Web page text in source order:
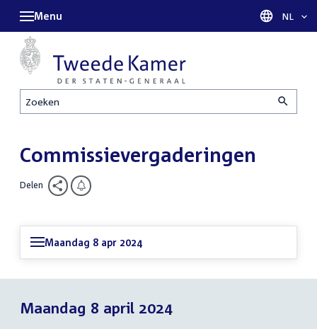
Zoeken
Menu Taal
NL
Commissievergaderingen
Delen
Maandag 8 apr 2024
Maandag 8 april 2024